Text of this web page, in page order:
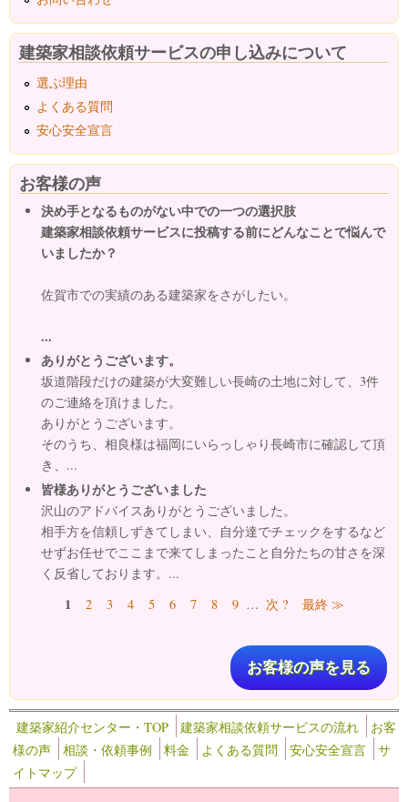
建築家相談依頼サービスの申し込みについて
選ぶ理由
よくある質問
安心安全宣言
お客様の声
決め手となるものがない中での一つの選択肢
建築家相談依頼サービスに投稿する前にどんなことで悩んで
いましたか？
佐賀市での実績のある建築家をさがしたい。
...
ありがとうございます。
坂道階段だけの建築が大変難しい長崎の土地に対して、3件
のご連絡を頂けました。
ありがとうございます。
そのうち、相良様は福岡にいらっしゃり長崎市に確認して頂
き、...
皆様ありがとうございました
沢山のアドバイスありがとうございました。
相手方を信頼しずきてしまい、自分達でチェックをするなど
せずお任せでここまで来てしまったこと自分たちの甘さを深
く反省しております。...
ページ1 2 3 4 5 6 7 8 9 … 次 ? 最終 ≫
お客様の声を見る
建築家紹介センター・TOP 建築家相談依頼サービスの流れ
お客
様の声
相談・依頼事例 料金 よくある質問 安心安全宣言
サ
イトマップ